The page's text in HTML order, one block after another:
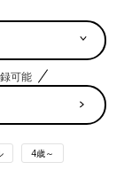
可能
4歳～